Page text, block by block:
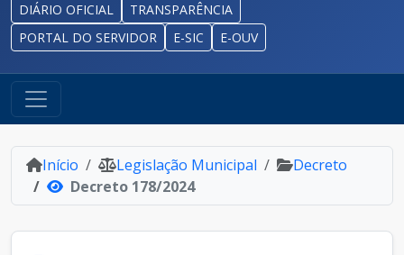
DIÁRIO OFICIAL
TRANSPARÊNCIA
PORTAL DO SERVIDOR
E-SIC E-OUV
Início Legislação Municipal
Decreto
Decreto 178/2024